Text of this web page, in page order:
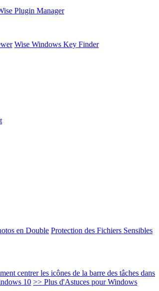
Plugin Manager
Wise Windows Key Finder
en Double Protection des Fichiers Sensibles
centrer les icônes de la barre des tâches dans
10 >> Plus d'Astuces pour Windows